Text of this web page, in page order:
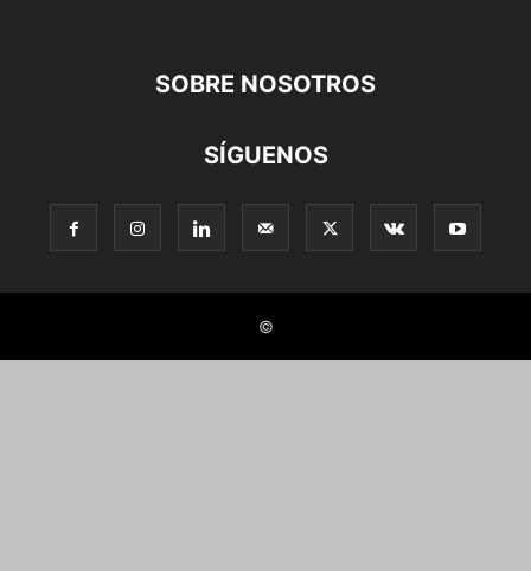
SOBRE NOSOTROS
SÍGUENOS
©